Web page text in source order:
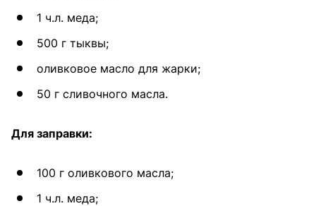
1 ч.л. меда;
500 г тыквы;
оливковое масло для жарки;
50 г сливочного масла.
Для заправки:
100 г оливкового масла;
1 ч.л. меда;